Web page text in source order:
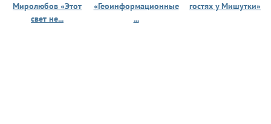
Миролюбов «Этот
свет не...
«Геоинформационные
...
гостях у Мишутки»